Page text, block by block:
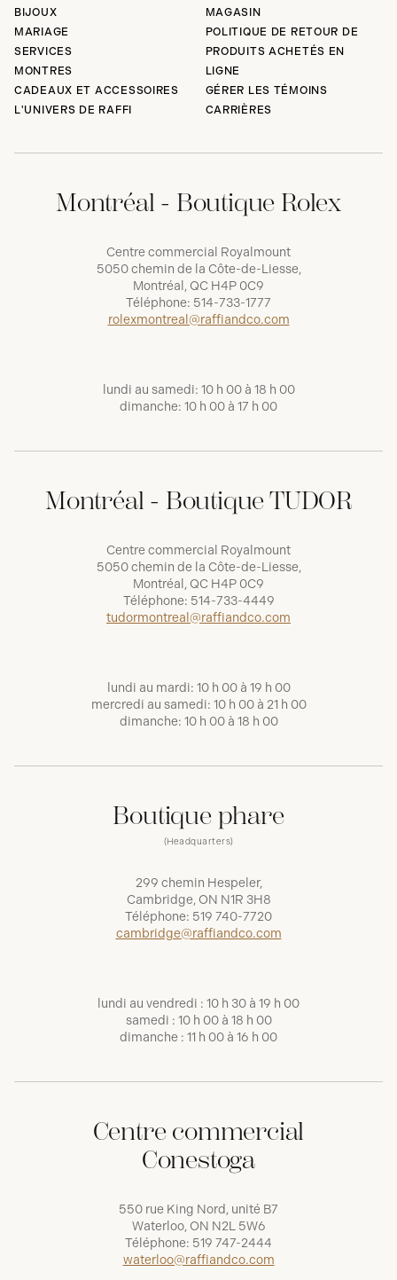
BIJOUX
MARIAGE
SERVICES
MONTRES
CADEAUX ET ACCESSOIRES
L'UNIVERS DE RAFFI
MAGASIN
POLITIQUE DE RETOUR DE
PRODUITS ACHETÉS EN
LIGNE
GÉRER LES TÉMOINS
CARRIÈRES
Montréal - Boutique Rolex
Centre commercial Royalmount
5050 chemin de la Côte-de-Liesse,
Montréal, QC H4P 0C9
Téléphone: 514-733-1777
rolexmontreal@raffiandco.com
lundi au samedi: 10 h 00 à 18 h 00
dimanche: 10 h 00 à 17 h 00
Montréal - Boutique TUDOR
Centre commercial Royalmount
5050 chemin de la Côte-de-Liesse,
Montréal, QC H4P 0C9
Téléphone: 514-733-4449
tudormontreal@raffiandco.com
lundi au mardi: 10 h 00 à 19 h 00
mercredi au samedi: 10 h 00 à 21 h 00
dimanche: 10 h 00 à 18 h 00
Boutique phare
(Headquarters)
299 chemin Hespeler,
Cambridge, ON N1R 3H8
Téléphone: 519 740-7720
cambridge@raffiandco.com
lundi au vendredi : 10 h 30 à 19 h 00
samedi : 10 h 00 à 18 h 00
dimanche : 11 h 00 à 16 h 00
Centre commercial
Conestoga
550 rue King Nord, unité B7
Waterloo, ON N2L 5W6
Téléphone: 519 747-2444
waterloo@raffiandco.com